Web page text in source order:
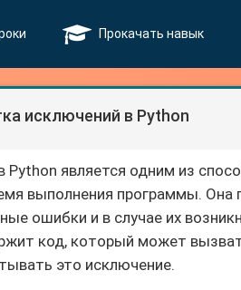
Прокачать навык
исключений в Python
Python является одним из
выполнения программы. Она
ошибки и в случае их
код, который может
это исключение.